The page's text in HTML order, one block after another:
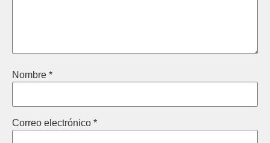
Nombre *
Correo electrónico *